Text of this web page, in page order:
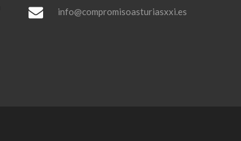
info@compromisoasturiasxxi.es